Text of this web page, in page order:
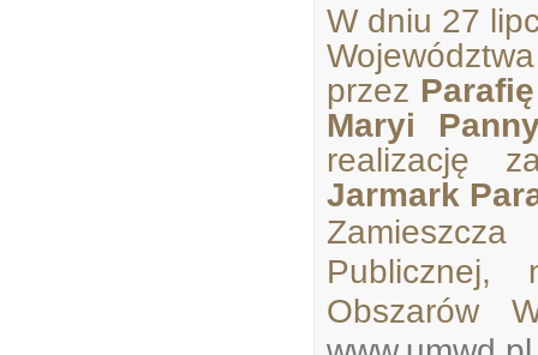
W dniu 27
przez
Maryi
realizację
Jarmark
Publicznej,
Obszarów